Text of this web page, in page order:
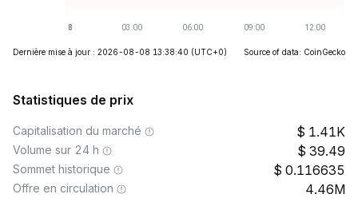
Dernière mise à jour : 2026-08-08 13:38:40 (UTC+0) Source of data: CoinGecko
Statistiques de prix
Capitalisation du marché 1.41K
Volume sur 24 h 39.49
Sommet historique 0.116635
Offre en circulation 4.46M